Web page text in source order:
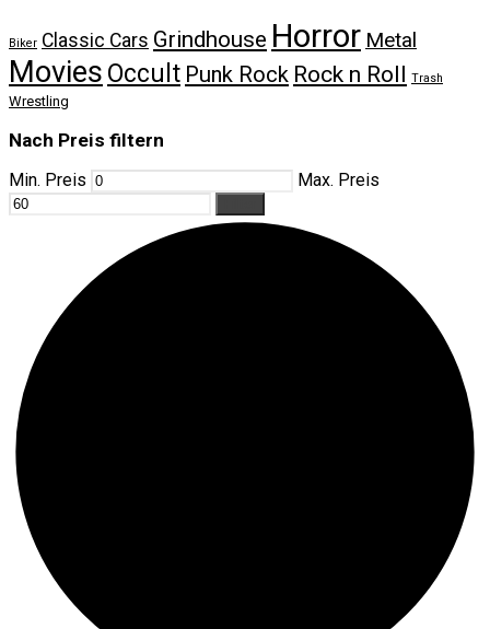
Biker Classic Cars Grindhouse Horror Metal
Movies Occult Punk Rock Rock n Roll Trash
Wrestling
Nach Preis filtern
Min. Preis Max. Preis